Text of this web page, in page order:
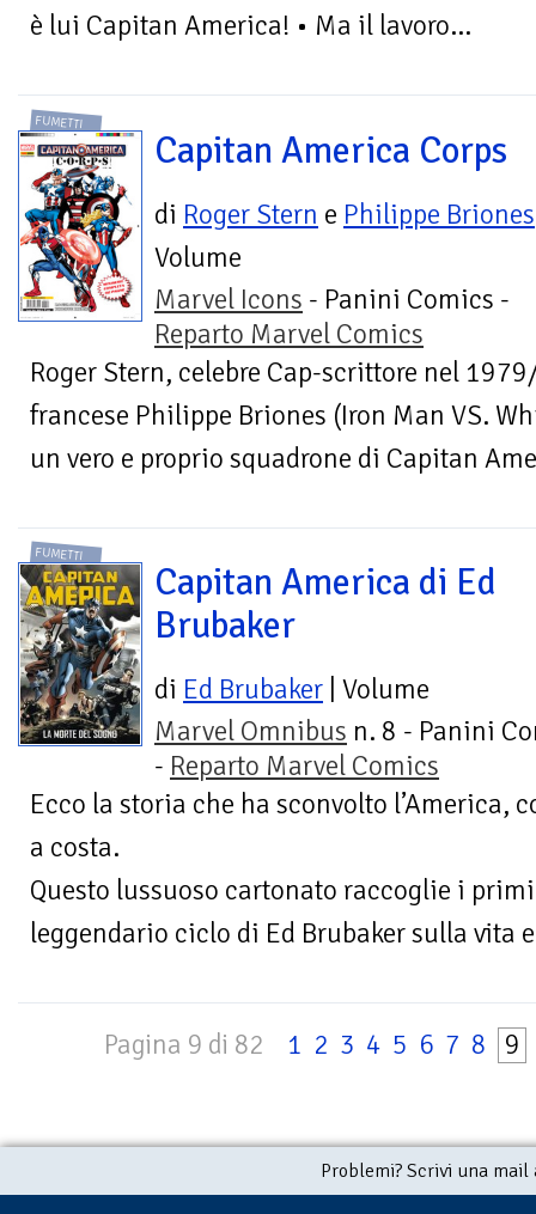
è lui Capitan America! • Ma il lavoro...
FUMETTI
Capitan America Corps
di Roger Stern e Philippe Briones
Volume
Marvel Icons - Panini Comics -
Reparto Marvel Comics
Roger Stern, celebre Cap-scrittore nel
francese Philippe Briones (Iron Man VS.
un vero e proprio squadrone di Capitan
FUMETTI
Capitan America di Ed
Brubaker
di Ed Brubaker | Volume
Marvel Omnibus n. 8 - Panini
- Reparto Marvel Comics
Ecco la storia che ha sconvolto l’America,
a costa.
Questo lussuoso cartonato raccoglie i
leggendario ciclo di Ed Brubaker sulla vita
Pagina 9 di 82 1 2 3 4 5 6 7 8 9
Problemi? Scrivi una